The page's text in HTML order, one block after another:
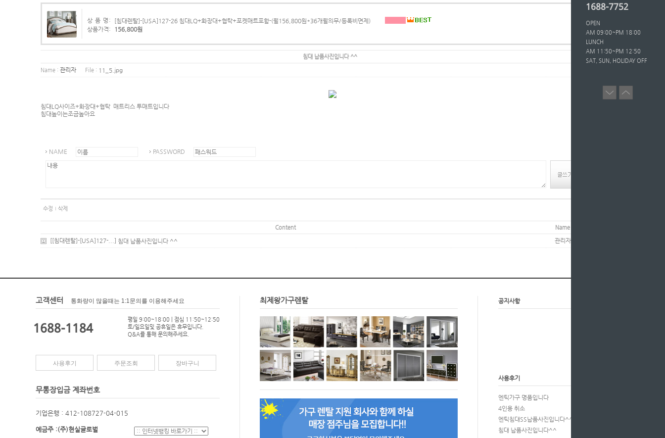
상 품 명:
[침대렌탈]-[USA]127-26 침대LQ+화장대+협탁+포켓매트포함-(월156,800원*36개월의무/등록비면제)
상품가격:
156,800원
침대 납품사진입니다 ^^
Name : 관리자 File : 11_5.jpg
침대LQ사이즈+화장대+협탁 매트리스 투매트입니다
침대높이는조금높아요
NAME PASSWORD
수정 삭제
Content Name
[[침대렌탈]-[USA]127-...] 침대 납품사진입니다 ^^ 관리자
고객센터 통화량이 많을때는 1:1문의를 이용해주세요
1688-1184
평일 9:00~18:00 | 점심 11:50~12:50
토/일요일및 공휴일은 휴무입니다.
Q&A를 통해 문의해주세요.
사용후기 주문조회 장바구니
무통장입금 계좌번호
기업은행 : 412-108727-04-015
예금주 :(주)현실글로벌
최제왕가구렌탈 공지사항
사용후기
엔틱가구 명품입니다
4인용 취소
엔틱침대SS납품사진입니다^^
침대 납품사진입니다^^
1688-7752
OPEN
AM 09:00~PM 18:00
LUNCH
AM 11:50~PM 12:50
SAT, SUN, HOLIDAY OFF